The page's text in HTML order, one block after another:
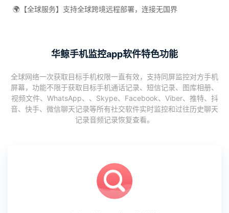
🌍【全球服务】支持全球跨境远程部署，连接无国界
华鲸手机监控app软件特色功能
全球网络一次获取目标手机权限一直有效，支持同屏监控对方手机
屏幕，功能不限于获取目标手机通话记录、短信记录、图库相册、
视频文件、WhatsApp、、Skype、Facebook、Viber、推特、抖
音、快手、微信聊天记录等所有社交软件实时监控和过往历史聊天
记录音频记录恢复查看。